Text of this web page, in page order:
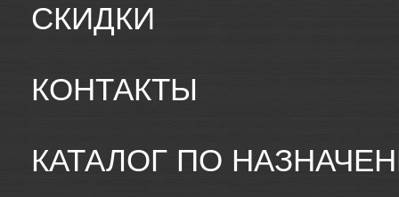
СКИДКИ
КОНТАКТЫ
КАТАЛОГ ПО